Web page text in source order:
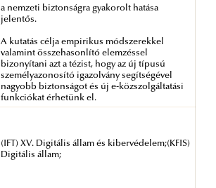
a nemzeti biztonságra gyakorolt hatása
jelentős.
A kutatás célja empirikus módszerekkel
valamint összehasonlító elemzéssel
bizonyítani azt a tézist, hogy az új típusú
személyazonosító igazolvány segítségével
nagyobb biztonságot és új e-közszolgáltatási
funkciókat érhetünk el.
(IFT) XV. Digitális állam és kibervédelem;(KFIS)
Digitális állam;